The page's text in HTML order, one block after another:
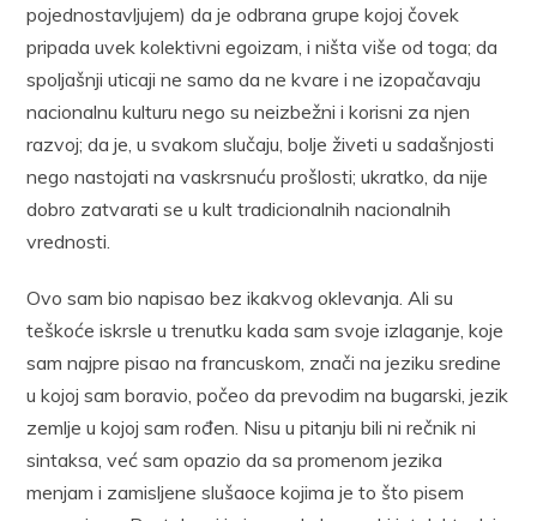
pojednostavljujem) da je odbrana grupe kojoj čovek
pripada uvek kolektivni egoizam, i ništa više od toga; da
spoljašnji uticaji ne samo da ne kvare i ne izopačavaju
nacionalnu kulturu nego su neizbežni i korisni za njen
razvoj; da je, u svakom slučaju, bolje živeti u sadašnjosti
nego nastojati na vaskrsnuću prošlosti; ukratko, da nije
dobro zatvarati se u kult tradicionalnih nacionalnih
vrednosti.
Ovo sam bio napisao bez ikakvog oklevanja. Ali su
teškoće iskrsle u trenutku kada sam svoje izlaganje, koje
sam najpre pisao na francuskom, znači na jeziku sredine
u kojoj sam boravio, počeo da prevodim na bugarski, jezik
zemlje u kojoj sam rođen. Nisu u pitanju bili ni rečnik ni
sintaksa, već sam opazio da sa promenom jezika
menjam i zamisljene slušaoce kojima je to što pisem